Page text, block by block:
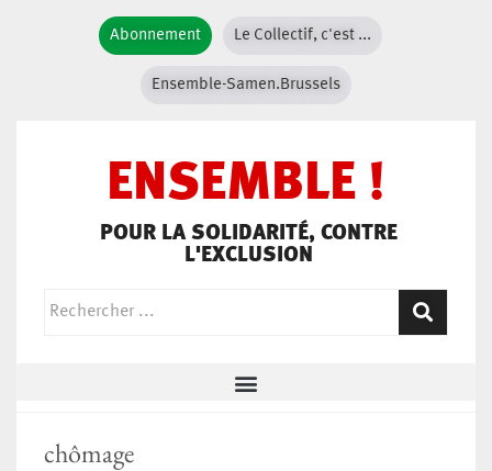
Abonnement Le Collectif, c'est ...
Ensemble-Samen.Brussels
ENSEMBLE !
POUR LA SOLIDARITÉ, CONTRE
L'EXCLUSION
chômage